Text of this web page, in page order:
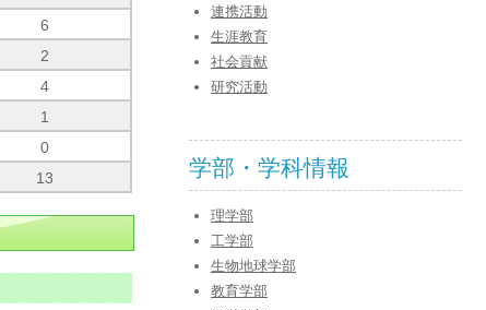
6
2
4
1
0
13
連携活動
生涯教育
社会貢献
研究活動
学部・学科情報
理学部
工学部
生物地球学部
教育学部